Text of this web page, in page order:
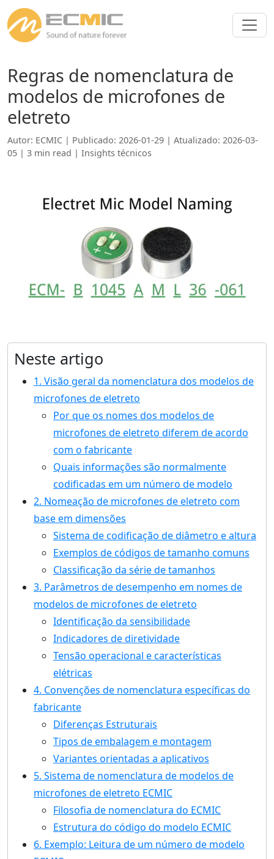
Regras de nomenclatura de
modelos de microfones de
eletreto
Autor: ECMIC | Publicado: 2026-01-29 | Atualizado: 2026-03-
05 | 3 min read | Insights técnicos
Neste artigo
1. Visão geral da nomenclatura dos modelos de
microfones de eletreto
Por que os nomes dos modelos de
microfones de eletreto diferem de acordo
com o fabricante
Quais informações são normalmente
codificadas em um número de modelo
2. Nomeação de microfones de eletreto com
base em dimensões
Sistema de codificação de diâmetro e altura
Exemplos de códigos de tamanho comuns
Classificação da série de tamanhos
3. Parâmetros de desempenho em nomes de
modelos de microfones de eletreto
Identificação da sensibilidade
Indicadores de diretividade
Tensão operacional e características
elétricas
4. Convenções de nomenclatura específicas do
fabricante
Diferenças Estruturais
Tipos de embalagem e montagem
Variantes orientadas a aplicativos
5. Sistema de nomenclatura de modelos de
microfones de eletreto ECMIC
Filosofia de nomenclatura do ECMIC
Estrutura do código do modelo ECMIC
6. Exemplo: Leitura de um número de modelo